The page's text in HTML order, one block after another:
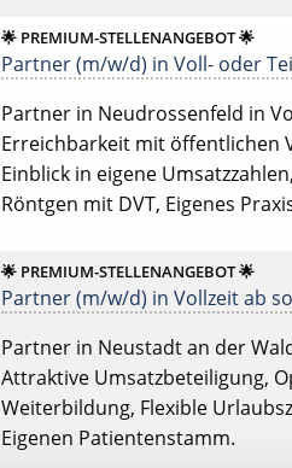
🌟 PREMIUM-STELLENANGEBOT 🌟
Partner (m/w/d) in Voll- oder
Partner in Neudrossenfeld in
Erreichbarkeit mit öffentlichen
Einblick in eigene
Röntgen mit DVT, Eigenes
🌟 PREMIUM-STELLENANGEBOT 🌟
Partner (m/w/d) in Vollzeit ab
Partner in Neustadt an der
Attraktive Umsatzbeteiligung,
Weiterbildung, Flexible
Eigenen Patientenstamm.